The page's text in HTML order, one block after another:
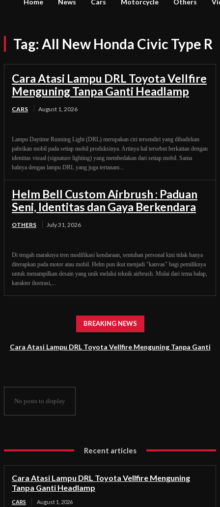
Home News Cars Motorcycle Others
Tag: All New Honda Civic Type R
Cara Atasi Lampu DRL Toyota Vellfire
Menguning Tanpa Ganti Headlamp
CARS August 1, 2026
Lampu Daytime Running Light (DRL) merupakan ciri tersendiri yang dihadirkan
pabrikan mobil pada setiap mobil produksinya. Artinya hal tersebut berkaitan dengan
identitas visual (signature lighting) yang membedakan dari setiap mobil. Sama
halnya dengan lampu DRL yang juga tertanam...
Helm Bell Custom Airbrush : Paduan
Seni, Identitas dan Gaya Berkendara
OTHERS July 31, 2026
Di tengah maraknya tren modifikasi kendaraan, sentuhan personal kini tidak hanya
diterapkan pada motor atau mobil. Helm pun ikut menjadi "kanvas" bagi pemiliknya
untuk menampilkan desain yang unik melalui teknik airbrush. Mulai dari tema balap,
karakter ilustrasi,...
BREAKING NEWS
Cara Atasi Lampu DRL Toyota Vellfire Menguning Tanpa Ganti
No posts to display
Recent articles
Cara Atasi Lampu DRL Toyota Vellfire Menguning
Tanpa Ganti Headlamp
CARS August 1, 2026